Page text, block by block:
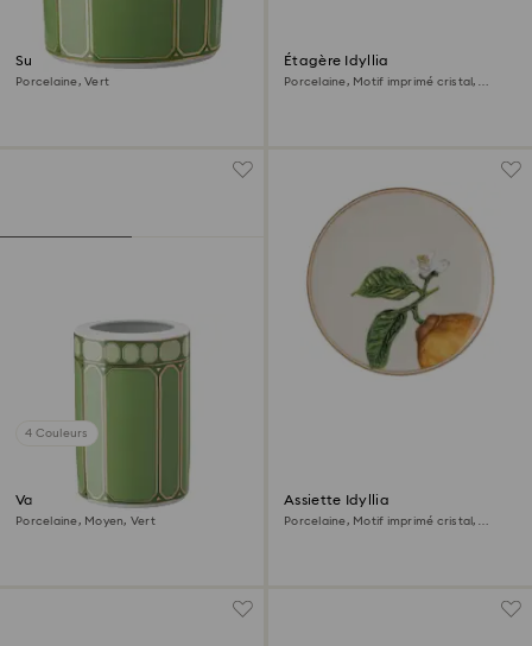
Sucrier Signum
Porcelaine, Vert
Étagère Idyllia
Porcelaine, Motif imprimé cristal,
4 Couleurs
Vase Signum
Porcelaine, Moyen, Vert
Assiette Idyllia
Porcelaine, Motif imprimé cristal,